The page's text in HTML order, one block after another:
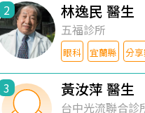
2 林逸民 醫生
五福診所
眼科 宜蘭縣 分
3 黃汝萍 醫生
台中光流聯合診